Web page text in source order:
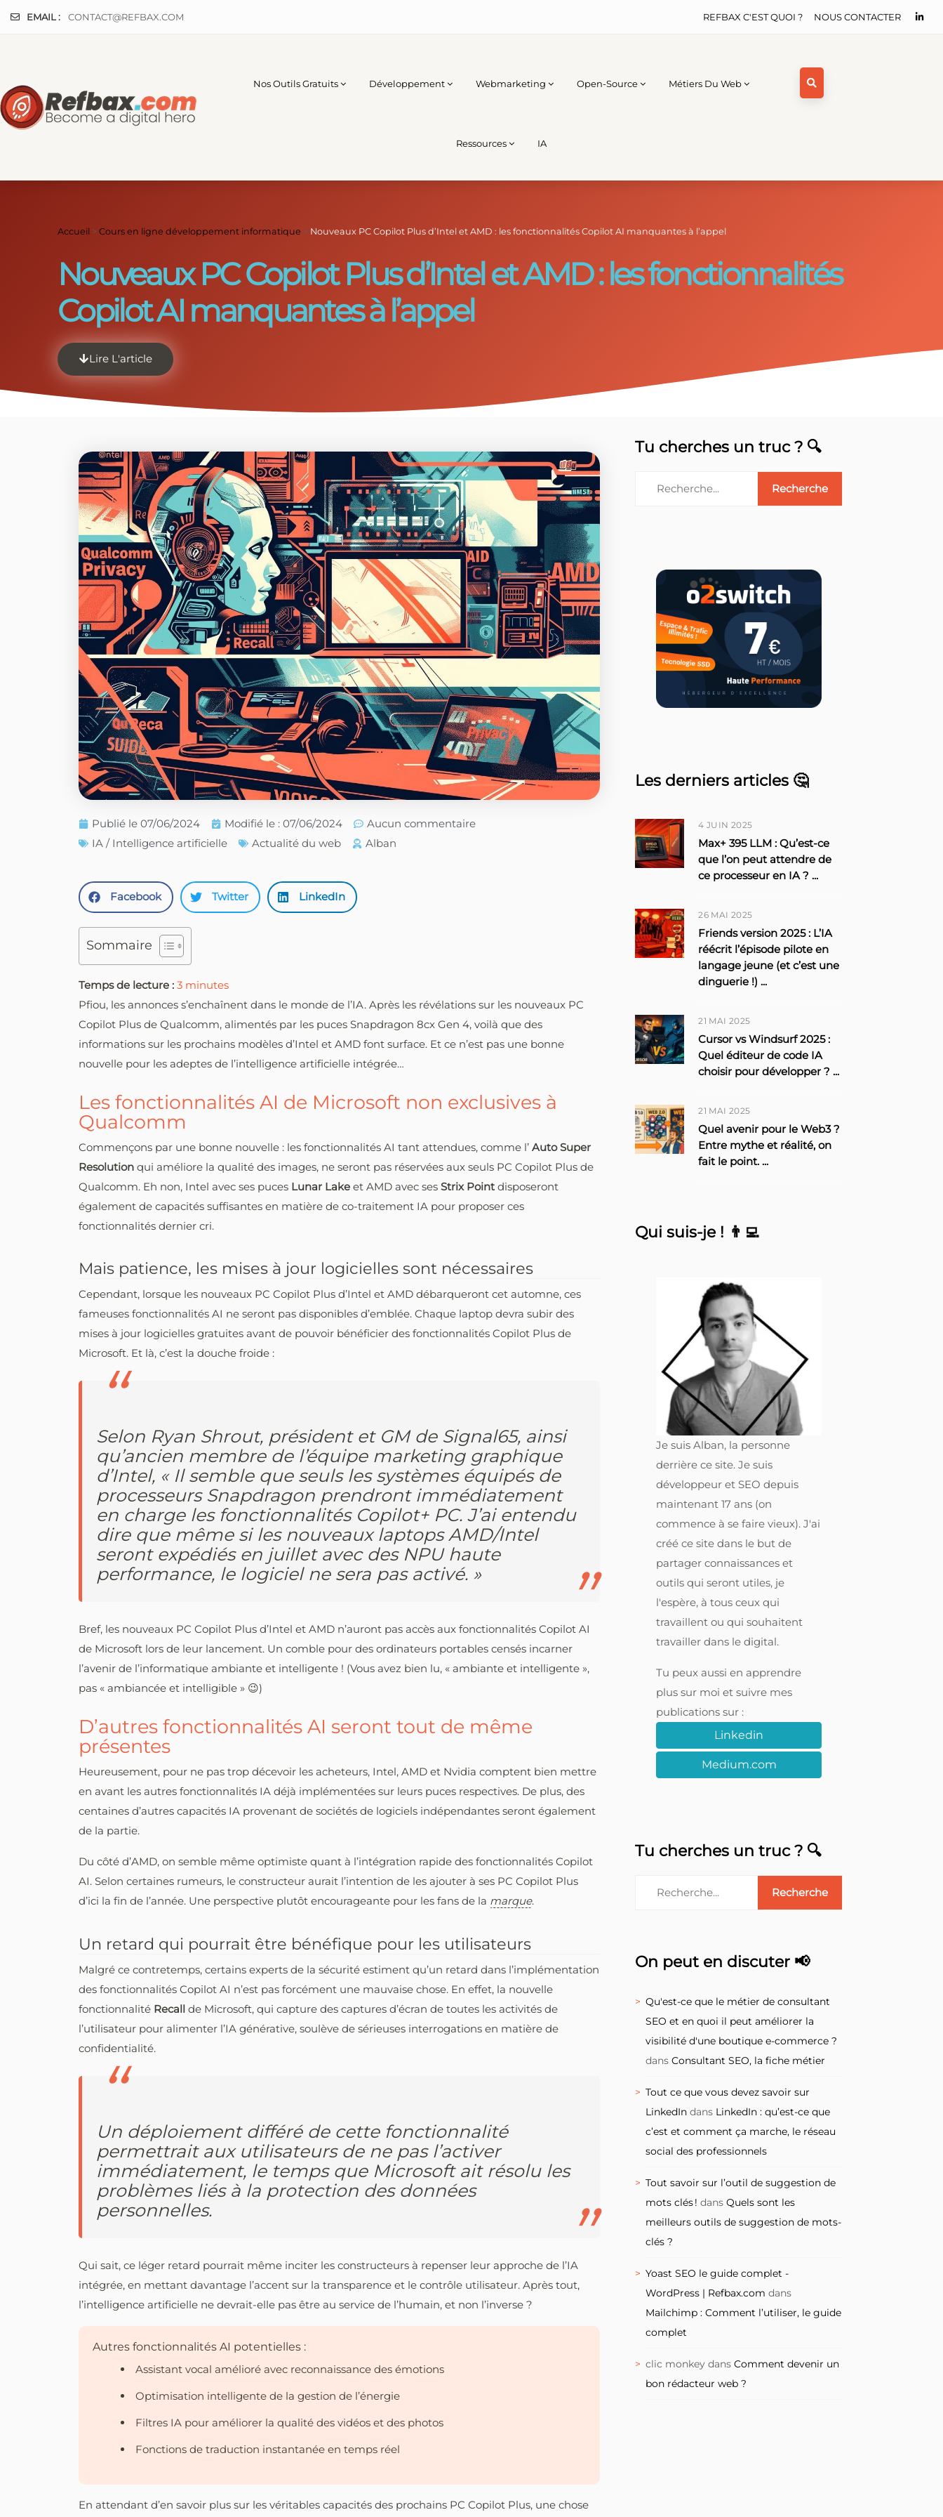
EMAIL : CONTACT@REFBAX.COM NOUS CONTACTER
REFBAX C'EST QUOI ?
Nos Outils Gratuits Développement Webmarketing Open-Source Métiers Du Web
Ressources IA
Accueil > Cours en ligne développement informatique > Nouveaux PC Copilot Plus d’Intel et AMD : les fonctionnalités Copilot AI manquantes à l’appel
Nouveaux PC Copilot Plus d’Intel et AMD : les fonctionnalités
Copilot AI manquantes à l’appel
Lire L'article
Publié le 07/06/2024 Modifié le : 07/06/2024
Aucun commentaire
IA / Intelligence artificielle
Actualité du web Alban
Facebook Twitter LinkedIn
Sommaire
Temps de lecture : 3 minutes
Pfiou, les annonces s’enchaînent dans le monde de l’IA. Après les révélations sur les nouveaux PC
Copilot Plus de Qualcomm, alimentés par les puces Snapdragon 8cx Gen 4, voilà que des
informations sur les prochains modèles d’Intel et AMD font surface. Et ce n’est pas une bonne
nouvelle pour les adeptes de l’intelligence artificielle intégrée…
Les fonctionnalités AI de Microsoft non exclusives à
Qualcomm
Commençons par une bonne nouvelle : les fonctionnalités AI tant attendues, comme l’ Auto Super
Resolution qui améliore la qualité des images, ne seront pas réservées aux seuls PC Copilot Plus de
Qualcomm. Eh non, Intel avec ses puces Lunar Lake et AMD avec ses Strix Point disposeront
également de capacités suffisantes en matière de co-traitement IA pour proposer ces
fonctionnalités dernier cri.
Mais patience, les mises à jour logicielles sont nécessaires
Cependant, lorsque les nouveaux PC Copilot Plus d’Intel et AMD débarqueront cet automne, ces
fameuses fonctionnalités AI ne seront pas disponibles d’emblée. Chaque laptop devra subir des
mises à jour logicielles gratuites avant de pouvoir bénéficier des fonctionnalités Copilot Plus de
Microsoft. Et là, c’est la douche froide :
Selon Ryan Shrout, président et GM de Signal65, ainsi
qu’ancien membre de l’équipe marketing graphique
d’Intel, « Il semble que seuls les systèmes équipés de
processeurs Snapdragon prendront immédiatement
en charge les fonctionnalités Copilot+ PC. J’ai entendu
dire que même si les nouveaux laptops AMD/Intel
seront expédiés en juillet avec des NPU haute
performance, le logiciel ne sera pas activé. »
Bref, les nouveaux PC Copilot Plus d’Intel et AMD n’auront pas accès aux fonctionnalités Copilot AI
de Microsoft lors de leur lancement. Un comble pour des ordinateurs portables censés incarner
l’avenir de l’informatique ambiante et intelligente ! (Vous avez bien lu, « ambiante et intelligente »,
pas « ambiancée et intelligible » 😉)
D’autres fonctionnalités AI seront tout de même
présentes
Heureusement, pour ne pas trop décevoir les acheteurs, Intel, AMD et Nvidia comptent bien mettre
en avant les autres fonctionnalités IA déjà implémentées sur leurs puces respectives. De plus, des
centaines d’autres capacités IA provenant de sociétés de logiciels indépendantes seront également
de la partie.
Du côté d’AMD, on semble même optimiste quant à l’intégration rapide des fonctionnalités Copilot
AI. Selon certaines rumeurs, le constructeur aurait l’intention de les ajouter à ses PC Copilot Plus
d’ici la fin de l’année. Une perspective plutôt encourageante pour les fans de la marque.
Un retard qui pourrait être bénéfique pour les utilisateurs
Malgré ce contretemps, certains experts de la sécurité estiment qu’un retard dans l’implémentation
des fonctionnalités Copilot AI n’est pas forcément une mauvaise chose. En effet, la nouvelle
fonctionnalité Recall de Microsoft, qui capture des captures d’écran de toutes les activités de
l’utilisateur pour alimenter l’IA générative, soulève de sérieuses interrogations en matière de
confidentialité.
Un déploiement différé de cette fonctionnalité
permettrait aux utilisateurs de ne pas l’activer
immédiatement, le temps que Microsoft ait résolu les
problèmes liés à la protection des données
personnelles.
Qui sait, ce léger retard pourrait même inciter les constructeurs à repenser leur approche de l’IA
intégrée, en mettant davantage l’accent sur la transparence et le contrôle utilisateur. Après tout,
l’intelligence artificielle ne devrait-elle pas être au service de l’humain, et non l’inverse ?
Autres fonctionnalités AI potentielles :
Assistant vocal amélioré avec reconnaissance des émotions
Optimisation intelligente de la gestion de l’énergie
Filtres IA pour améliorer la qualité des vidéos et des photos
Fonctions de traduction instantanée en temps réel
En attendant d’en savoir plus sur les véritables capacités des prochains PC Copilot Plus, une chose
Tu cherches un truc ? 🔍
Les derniers articles 🤔
4 JUIN 2025
Max+ 395 LLM : Qu’est-ce
que l’on peut attendre de
ce processeur en IA ? ...
26 MAI 2025
Friends version 2025 : L’IA
réécrit l’épisode pilote en
langage jeune (et c’est une
dinguerie !) ...
21 MAI 2025
Cursor vs Windsurf 2025 :
Quel éditeur de code IA
choisir pour développer ? ...
21 MAI 2025
Quel avenir pour le Web3 ?
Entre mythe et réalité, on
fait le point. ...
Qui suis-je ! 👨‍💻
Je suis Alban, la personne
derrière ce site. Je suis
développeur et SEO depuis
maintenant 17 ans (on
commence à se faire vieux). J'ai
créé ce site dans le but de
partager connaissances et
outils qui seront utiles, je
l'espère, à tous ceux qui
travaillent ou qui souhaitent
travailler dans le digital.
Tu peux aussi en apprendre
plus sur moi et suivre mes
publications sur :
Linkedin
Medium.com
Tu cherches un truc ? 🔍
On peut en discuter 📢
Qu'est-ce que le métier de consultant
SEO et en quoi il peut améliorer la
visibilité d'une boutique e-commerce ?
dansConsultant SEO, la fiche métier
Tout ce que vous devez savoir sur
LinkedIn dans LinkedIn : qu’est-ce que
c’est et comment ça marche, le réseau
social des professionnels
Tout savoir sur l’outil de suggestion de
mots clés ! dansQuels sont les
meilleurs outils de suggestion de mots-
clés ?
Yoast SEO le guide complet -
WordPress | Refbax.com dans
Mailchimp : Comment l’utiliser, le guide
complet
clic monkey dansComment devenir un
bon rédacteur web ?